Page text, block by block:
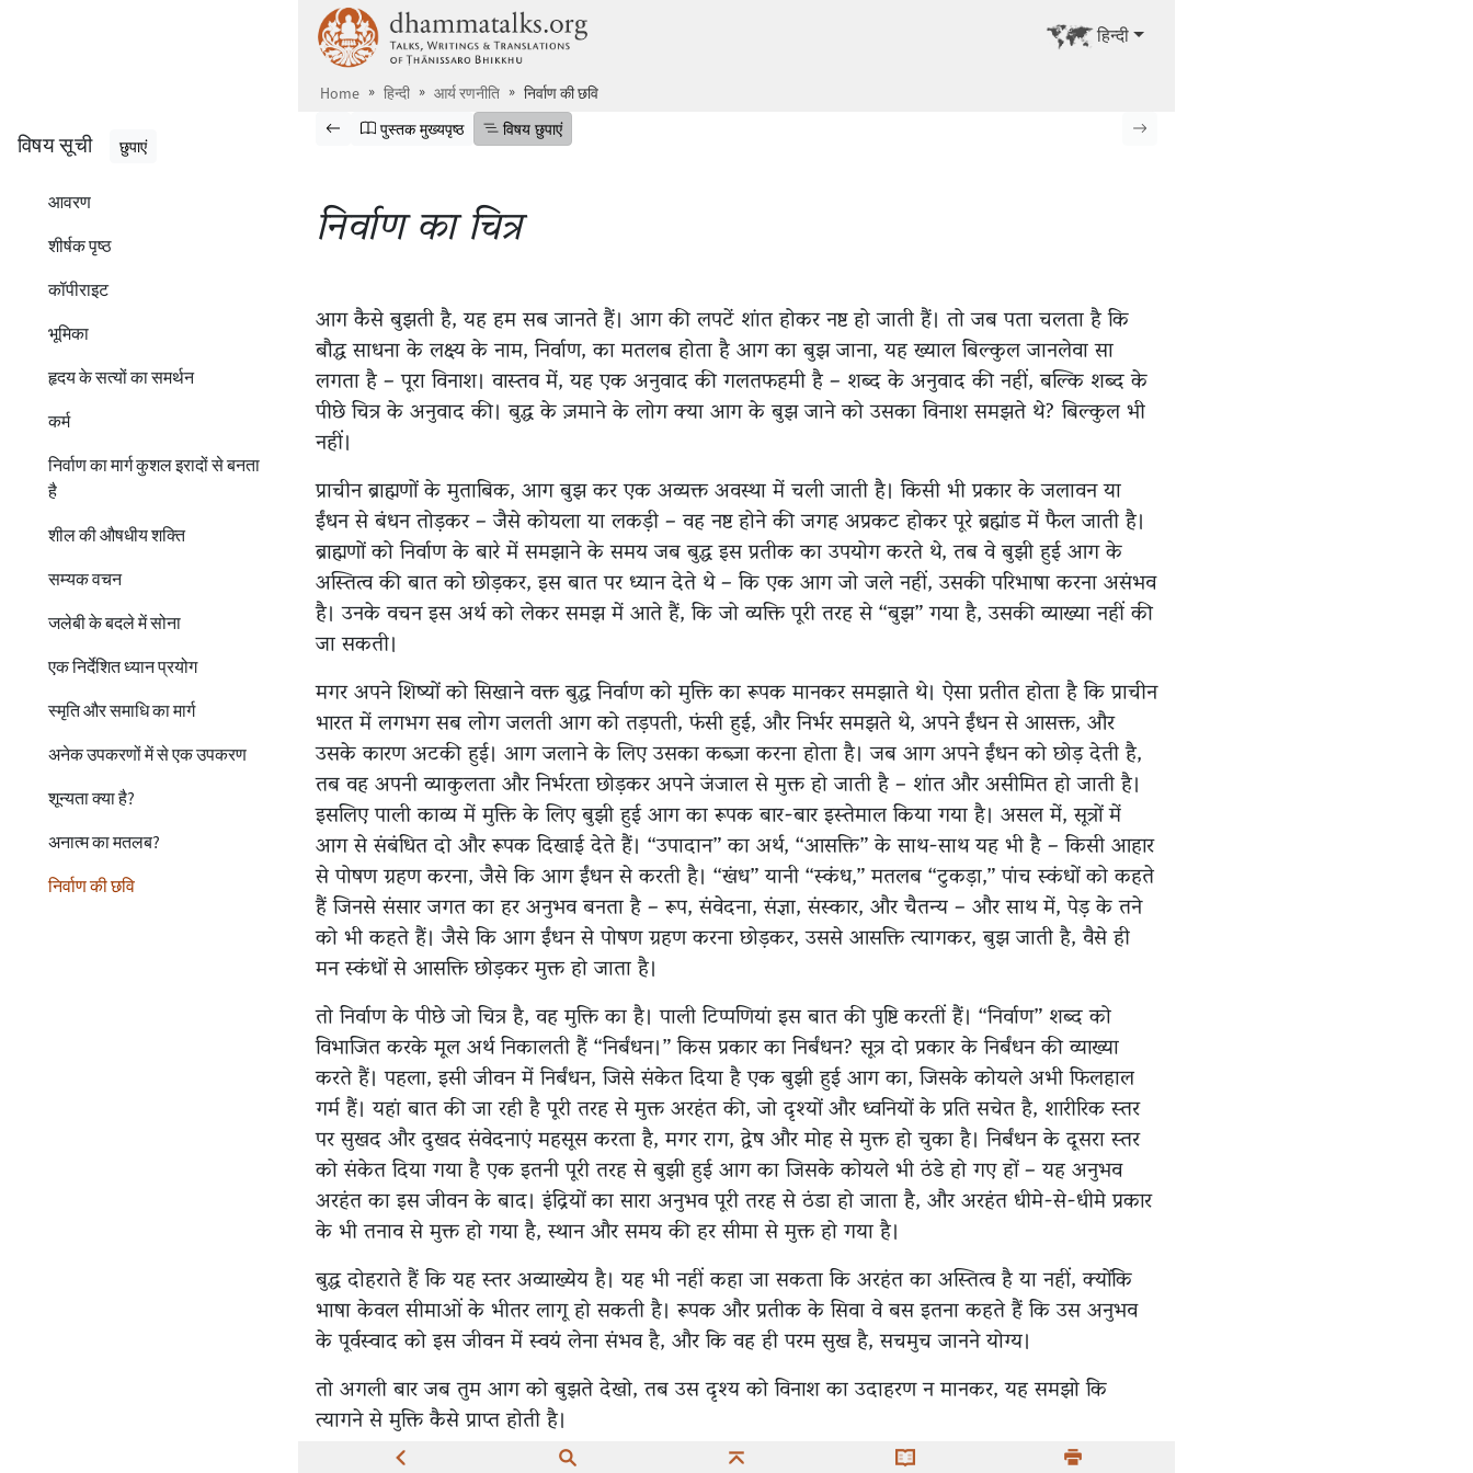
अन्य भाषा में देखें
हिन्दी
Home हिन्दी आर्य रणनीति निर्वाण की छवि
पुस्तक में झांकें
पिछला पृष्ठपुस्तक के मुख्यपृष्ठ पर जाएं
पुस्तक मुख्यपृष्ठ विषय सूची छुपाएं
विषय छुपाएं
विषय सूची छुपाएं
आवरण
शीर्षक पृष्ठ
कॉपीराइट
भूमिका
हृदय के सत्यों का समर्थन
कर्म
निर्वाण का मार्ग कुशल इरादों से बनता
है
शील की औषधीय शक्ति
सम्यक वचन
जलेबी के बदले में सोना
एक निर्देशित ध्यान प्रयोग
स्मृति और समाधि का मार्ग
अनेक उपकरणों में से एक उपकरण
शून्यता क्या है?
अनात्म का मतलब?
निर्वाण की छवि
निर्वाण का चित्र
आग कैसे बुझती है, यह हम सब जानते हैं। आग की लपटें शांत होकर नष्ट हो जाती हैं। तो जब पता चलता है कि
बौद्ध साधना के लक्ष्य के नाम, निर्वाण, का मतलब होता है आग का बुझ जाना, यह ख्याल बिल्कुल जानलेवा सा
लगता है – पूरा विनाश। वास्तव में, यह एक अनुवाद की गलतफहमी है – शब्द के अनुवाद की नहीं, बल्कि शब्द के
पीछे चित्र के अनुवाद की। बुद्ध के ज़माने के लोग क्या आग के बुझ जाने को उसका विनाश समझते थे? बिल्कुल भी
नहीं।
प्राचीन ब्राह्मणों के मुताबिक, आग बुझ कर एक अव्यक्त अवस्था में चली जाती है। किसी भी प्रकार के जलावन या
ईंधन से बंधन तोड़कर – जैसे कोयला या लकड़ी – वह नष्ट होने की जगह अप्रकट होकर पूरे ब्रह्मांड में फैल जाती है।
ब्राह्मणों को निर्वाण के बारे में समझाने के समय जब बुद्ध इस प्रतीक का उपयोग करते थे, तब वे बुझी हुई आग के
अस्तित्व की बात को छोड़कर, इस बात पर ध्यान देते थे – कि एक आग जो जले नहीं, उसकी परिभाषा करना असंभव
है। उनके वचन इस अर्थ को लेकर समझ में आते हैं, कि जो व्यक्ति पूरी तरह से “बुझ” गया है, उसकी व्याख्या नहीं की
जा सकती।
मगर अपने शिष्यों को सिखाने वक्त बुद्ध निर्वाण को मुक्ति का रूपक मानकर समझाते थे। ऐसा प्रतीत होता है कि प्राचीन
भारत में लगभग सब लोग जलती आग को तड़पती, फंसी हुई, और निर्भर समझते थे, अपने ईंधन से आसक्त, और
उसके कारण अटकी हुई। आग जलाने के लिए उसका कब्ज़ा करना होता है। जब आग अपने ईंधन को छोड़ देती है,
तब वह अपनी व्याकुलता और निर्भरता छोड़कर अपने जंजाल से मुक्त हो जाती है – शांत और असीमित हो जाती है।
इसलिए पाली काव्य में मुक्ति के लिए बुझी हुई आग का रूपक बार-बार इस्तेमाल किया गया है। असल में, सूत्रों में
आग से संबंधित दो और रूपक दिखाई देते हैं। “उपादान” का अर्थ, “आसक्ति” के साथ-साथ यह भी है – किसी आहार
से पोषण ग्रहण करना, जैसे कि आग ईंधन से करती है। “खंध” यानी “स्कंध,” मतलब “टुकड़ा,” पांच स्कंधों को कहते
हैं जिनसे संसार जगत का हर अनुभव बनता है – रूप, संवेदना, संज्ञा, संस्कार, और चैतन्य – और साथ में, पेड़ के तने
को भी कहते हैं। जैसे कि आग ईंधन से पोषण ग्रहण करना छोड़कर, उससे आसक्ति त्यागकर, बुझ जाती है, वैसे ही
मन स्कंधों से आसक्ति छोड़कर मुक्त हो जाता है।
तो निर्वाण के पीछे जो चित्र है, वह मुक्ति का है। पाली टिप्पणियां इस बात की पुष्टि करतीं हैं। “निर्वाण” शब्द को
विभाजित करके मूल अर्थ निकालती हैं “निर्बंधन।” किस प्रकार का निर्बंधन? सूत्र दो प्रकार के निर्बंधन की व्याख्या
करते हैं। पहला, इसी जीवन में निर्बंधन, जिसे संकेत दिया है एक बुझी हुई आग का, जिसके कोयले अभी फिलहाल
गर्म हैं। यहां बात की जा रही है पूरी तरह से मुक्त अरहंत की, जो दृश्यों और ध्वनियों के प्रति सचेत है, शारीरिक स्तर
पर सुखद और दुखद संवेदनाएं महसूस करता है, मगर राग, द्वेष और मोह से मुक्त हो चुका है। निर्बंधन के दूसरा स्तर
को संकेत दिया गया है एक इतनी पूरी तरह से बुझी हुई आग का जिसके कोयले भी ठंडे हो गए हों – यह अनुभव
अरहंत का इस जीवन के बाद। इंद्रियों का सारा अनुभव पूरी तरह से ठंडा हो जाता है, और अरहंत धीमे-से-धीमे प्रकार
के भी तनाव से मुक्त हो गया है, स्थान और समय की हर सीमा से मुक्त हो गया है।
बुद्ध दोहराते हैं कि यह स्तर अव्याख्येय है। यह भी नहीं कहा जा सकता कि अरहंत का अस्तित्व है या नहीं, क्योंकि
भाषा केवल सीमाओं के भीतर लागू हो सकती है। रूपक और प्रतीक के सिवा वे बस इतना कहते हैं कि उस अनुभव
के पूर्वस्वाद को इस जीवन में स्वयं लेना संभव है, और कि वह ही परम सुख है, सचमुच जानने योग्य।
तो अगली बार जब तुम आग को बुझते देखो, तब उस दृश्य को विनाश का उदाहरण न मानकर, यह समझो कि
त्यागने से मुक्ति कैसे प्राप्त होती है।